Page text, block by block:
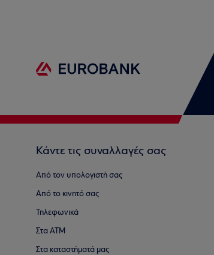
Κάντε τις συναλλαγές σας
Από τον υπολογιστή σας
Από το κινητό σας
Τηλεφωνικά
Στα ΑΤΜ
Στα καταστήματά μας